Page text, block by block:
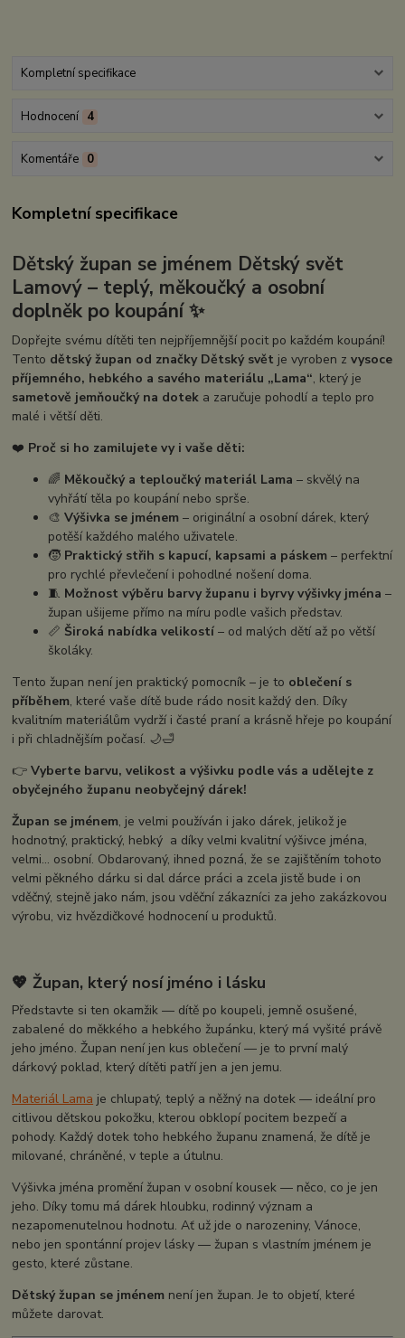
Kompletní specifikace
Hodnocení 4
Komentáře 0
Kompletní specifikace
Dětský župan se jménem Dětský svět
Lamový – teplý, měkoučký a osobní
doplněk po koupání ✨
Dopřejte svému dítěti ten nejpříjemnější pocit po každém koupání!
Tento dětský župan od značky Dětský svět je vyroben zvysoce
příjemného, hebkého a savého materiálu „Lama“, který je
sametově jemňoučký na dotek a zaručuje pohodlí a teplo pro
malé i větší děti.
❤️ Proč si ho zamilujete vy i vaše děti:
🌈 Měkoučký a teploučký materiál Lama – skvělý na
vyhřátí těla po koupání nebo sprše.
🎨Výšivka se jménem – originální a osobní dárek, který
potěší každého malého uživatele.
🧒 Praktický střih s kapucí, kapsami a páskem – perfektní
pro rychlé převlečení i pohodlné nošení doma.
🧵 Možnost výběru barvy županu i byrvy výšivky jména –
župan ušijeme přímo na míru podle vašich představ.
📏 Široká nabídka velikostí – od malých dětí až po větší
školáky.
Tento župan není jen praktický pomocník – je to oblečení s
příběhem, které vaše dítě bude rádo nosit každý den. Díky
kvalitním materiálům vydrží i časté praní a krásně hřeje po koupání
i při chladnějším počasí. 🌙🛁
👉Vyberte barvu, velikost a výšivku podle vás a udělejte z
obyčejného županu neobyčejný dárek!
Župan se jménem, je velmi používán i jako dárek, jelikož je
hodnotný, praktický, hebký a díky velmi kvalitní výšivce jména,
velmi... osobní. Obdarovaný, ihned pozná, že se zajištěním tohoto
velmi pěkného dárku si dal dárce práci a zcela jistě bude i on
vděčný, stejně jako nám, jsou vděční zákazníci za jeho zakázkovou
výrobu, viz hvězdičkové hodnocení u produktů.
💖 Župan, který nosí jméno i lásku
Představte si ten okamžik — dítě po koupeli, jemně osušené,
zabalené do měkkého a hebkého župánku, který má vyšité právě
jeho jméno. Župan není jen kus oblečení — je to první malý
dárkový poklad, který dítěti patří jen a jen jemu.
Materiál Lama je chlupatý, teplý a něžný na dotek — ideální pro
citlivou dětskou pokožku, kterou obklopí pocitem bezpečí a
pohody. Každý dotek toho hebkého županu znamená, že dítě je
milované, chráněné, v teple a útulnu.
Výšivka jména promění župan v osobní kousek — něco, co je jen
jeho. Díky tomu má dárek hloubku, rodinný význam a
nezapomenutelnou hodnotu. Ať už jde o narozeniny, Vánoce,
nebo jen spontánní projev lásky — župan s vlastním jménem je
gesto, které zůstane.
Dětský župan se jménem není jen župan. Je to objetí, které
můžete darovat.